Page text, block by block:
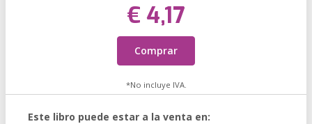
€ 4,17
Comprar
*No incluye IVA.
Este libro puede estar a la venta en: